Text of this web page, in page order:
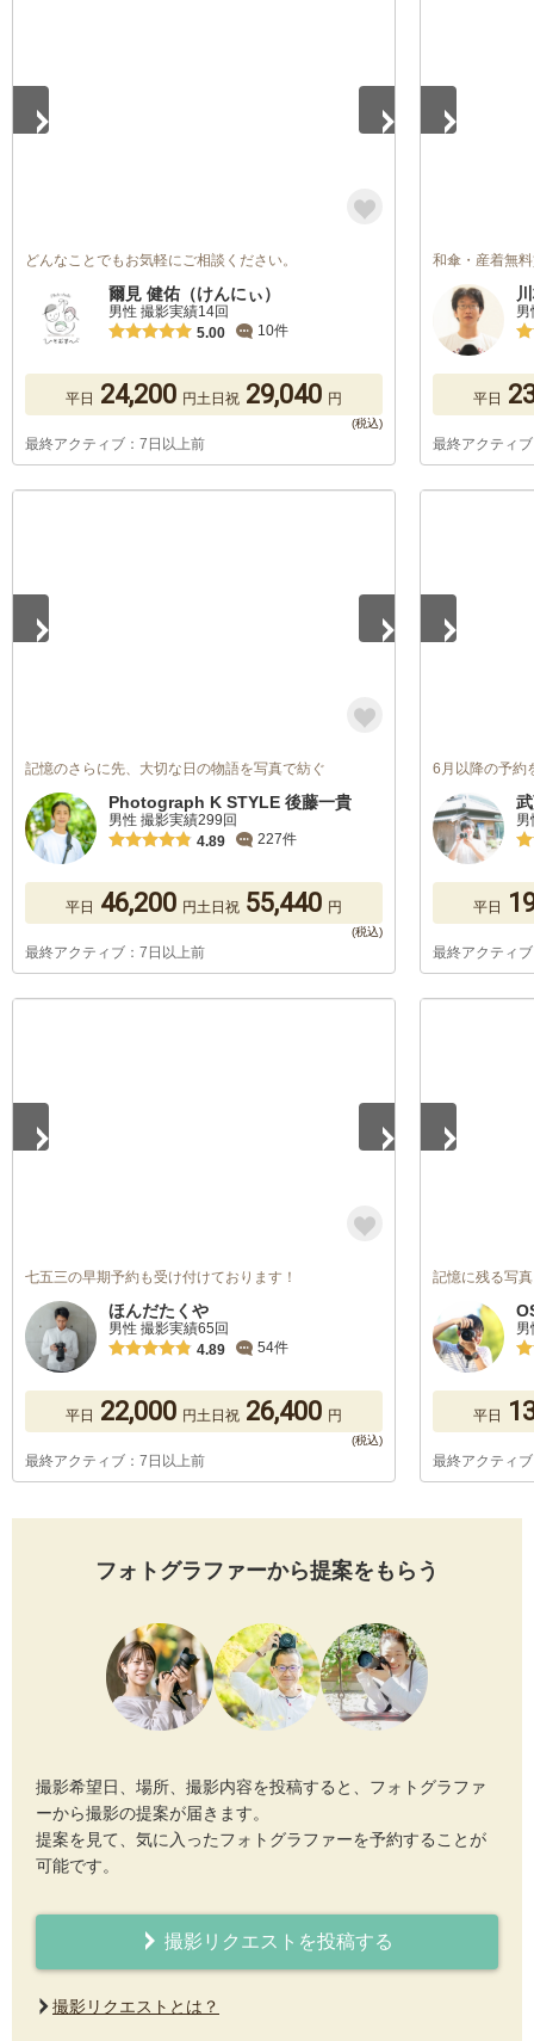
どんなことでもお気軽にご相談ください。
爾見 健佑（けんにぃ）
男性 撮影実績14回
5.00
10件
平日 24,200 円土日祝 29,040 円
最終アクティブ：7日以上前
和傘・産着無
平日
最終アクティ
記憶のさらに先、大切な日の物語を写真で紡ぐ
Photograph K STYLE 後藤一貴
男性 撮影実績299回
4.89
227件
平日 46,200 円土日祝 55,440 円
最終アクティブ：7日以上前
6月以降の予約
平日
最終アクティ
七五三の早期予約も受け付けております！
ほんだたくや
男性 撮影実績65回
4.89
54件
平日 22,000 円土日祝 26,400 円
最終アクティブ：7日以上前
記憶に残る写
平日
最終アクティ
フォトグラファーから提案をもらう
撮影希望日、場所、撮影内容を投稿すると、フォトグラファ
ーから撮影の提案が届きます。
提案を見て、気に入ったフォトグラファーを予約することが
可能です。
撮影リクエストを投稿する
撮影リクエストとは？